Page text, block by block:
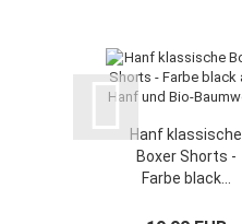
Hanf klassische
Boxer Shorts -
Farbe black...